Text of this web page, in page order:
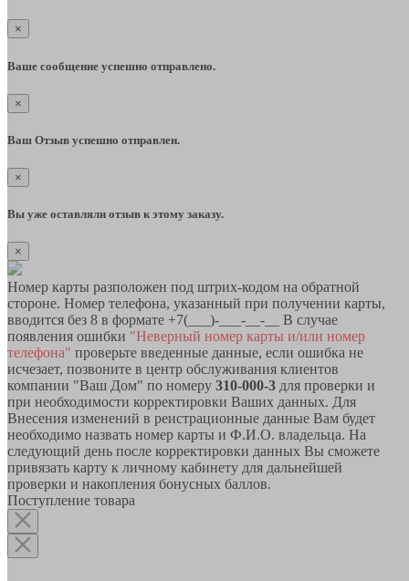
×
Ваше сообщение успешно отправлено.
×
Ваш Отзыв успешно отправлен.
×
Вы уже оставляли отзыв к этому заказу.
×
Номер карты разположен под штрих-кодом на обратной
стороне. Номер телефона, указанный при получении карты,
вводится без 8 в формате +7(___)-___-__-__ В случае
появления ошибки "Неверный номер карты и/или номер
телефона" проверьте введенные данные, если ошибка не
исчезает, позвоните в центр обслуживания клиентов
компании "Ваш Дом" по номеру 310-000-3 для проверки и
при необходимости корректировки Ваших данных. Для
Внесения изменений в реистрационные данные Вам будет
необходимо назвать номер карты и Ф.И.О. владельца. На
следующий день после корректировки данных Вы сможете
привязать карту к личному кабинету для дальнейшей
проверки и накопления бонусных баллов.
Поступление товара